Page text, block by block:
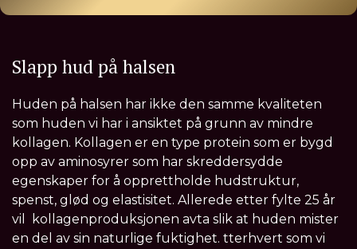
Slapp hud på halsen
Huden på halsen har ikke den samme kvaliteten
som huden vi har i ansiktet på grunn av mindre
kollagen. Kollagen er en type protein som er bygd
opp av aminosyrer som har skreddersydde
egenskaper for å opprettholde hudstruktur,
spenst, glød og elastisitet. Allerede etter fylte 25 år
vil kollagenproduksjonen avta slik at huden mister
en del av sin naturlige fuktighet. tterhvert som vi